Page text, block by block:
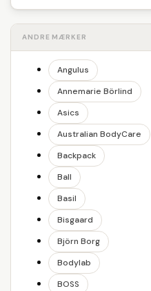
ANDRE MÆRKER
Angulus
Annemarie Börlind
Asics
Australian BodyCare
Backpack
Ball
Basil
Bisgaard
Björn Borg
Bodylab
BOSS